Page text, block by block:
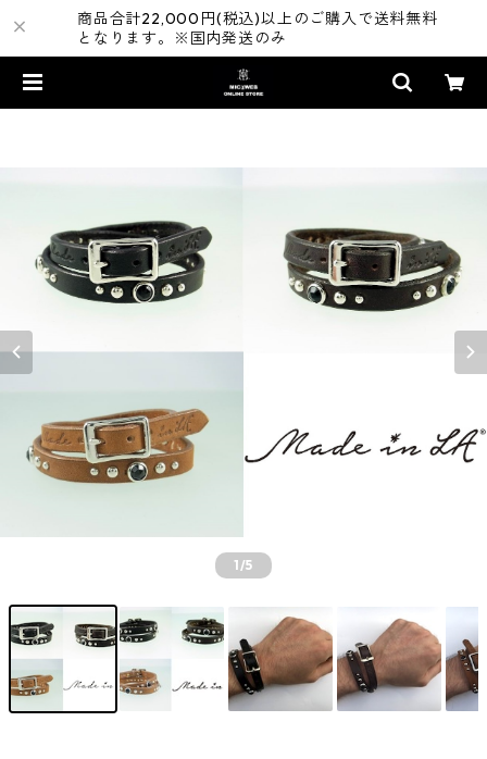
商品合計22,000円(税込)以上のご購入で送料無料
となります。※国内発送のみ
1/5